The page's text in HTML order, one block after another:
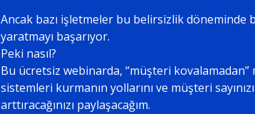
Ancak bazı işletmeler bu belirsizlik döneminde
yaratmayı başarıyor.
Peki nasıl?
Bu ücretsiz webinarda, “müşteri kovalamadan”
sistemleri kurmanın yollarını ve müşteri
arttıracağınızı paylaşacağım.